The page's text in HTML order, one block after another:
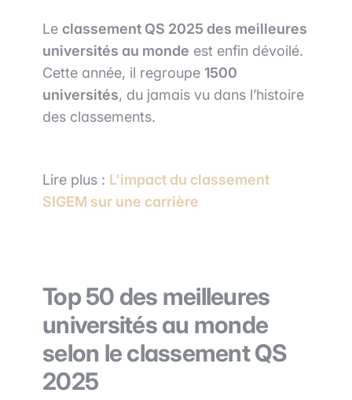
Le classement QS 2025 des meilleures
universités au monde est enfin dévoilé.
Cette année, il regroupe 1500
universités, du jamais vu dans l’histoire
des classements.
Lire plus : L'impact du classement
SIGEM sur une carrière
Top 50 des meilleures
universités au monde
selon le classement QS
2025